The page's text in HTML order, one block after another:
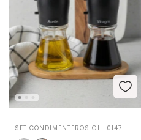
SET CONDIMENTEROS GH-0147: